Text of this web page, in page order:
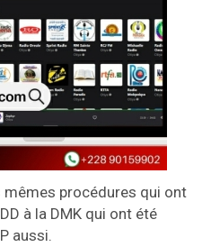
mêmes procédures qui ont
à la DMK qui ont été
aussi.